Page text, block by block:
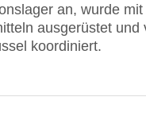
an, wurde mit
ausgerüstet und
koordiniert.